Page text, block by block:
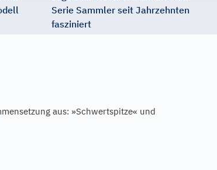
Serie Sammler seit Jahrzehnten
fasziniert
aus: »Schwertspitze« und